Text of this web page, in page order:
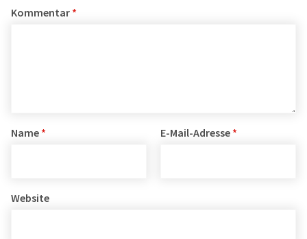
Kommentar *
Name * E-Mail-Adresse *
Website